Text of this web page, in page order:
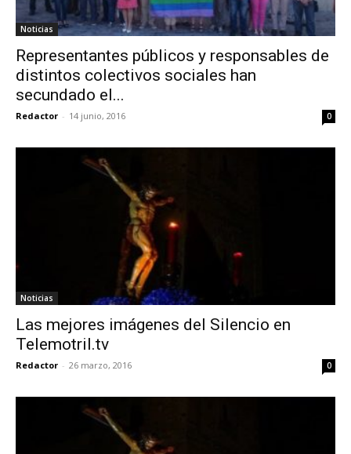
Noticias
Representantes públicos y responsables de
distintos colectivos sociales han
secundado el...
Redactor - 14 junio, 2016 0
Noticias
Las mejores imágenes del Silencio en
Telemotril.tv
Redactor - 26 marzo, 2016 0